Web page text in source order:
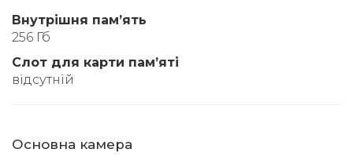
Внутрішня памʼять
256 Гб
Слот для карти памʼяті
відсутній
Основна камера